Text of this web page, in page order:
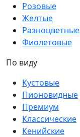
Розовые
Желтые
Разноцветные
Фиолетовые
По виду
Кустовые
Пионовидные
Премиум
Классические
Кенийские